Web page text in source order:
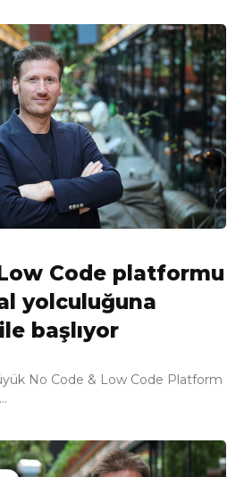
Code platformu
yolculuğuna
başlıyor
No Code & Low Code Platform